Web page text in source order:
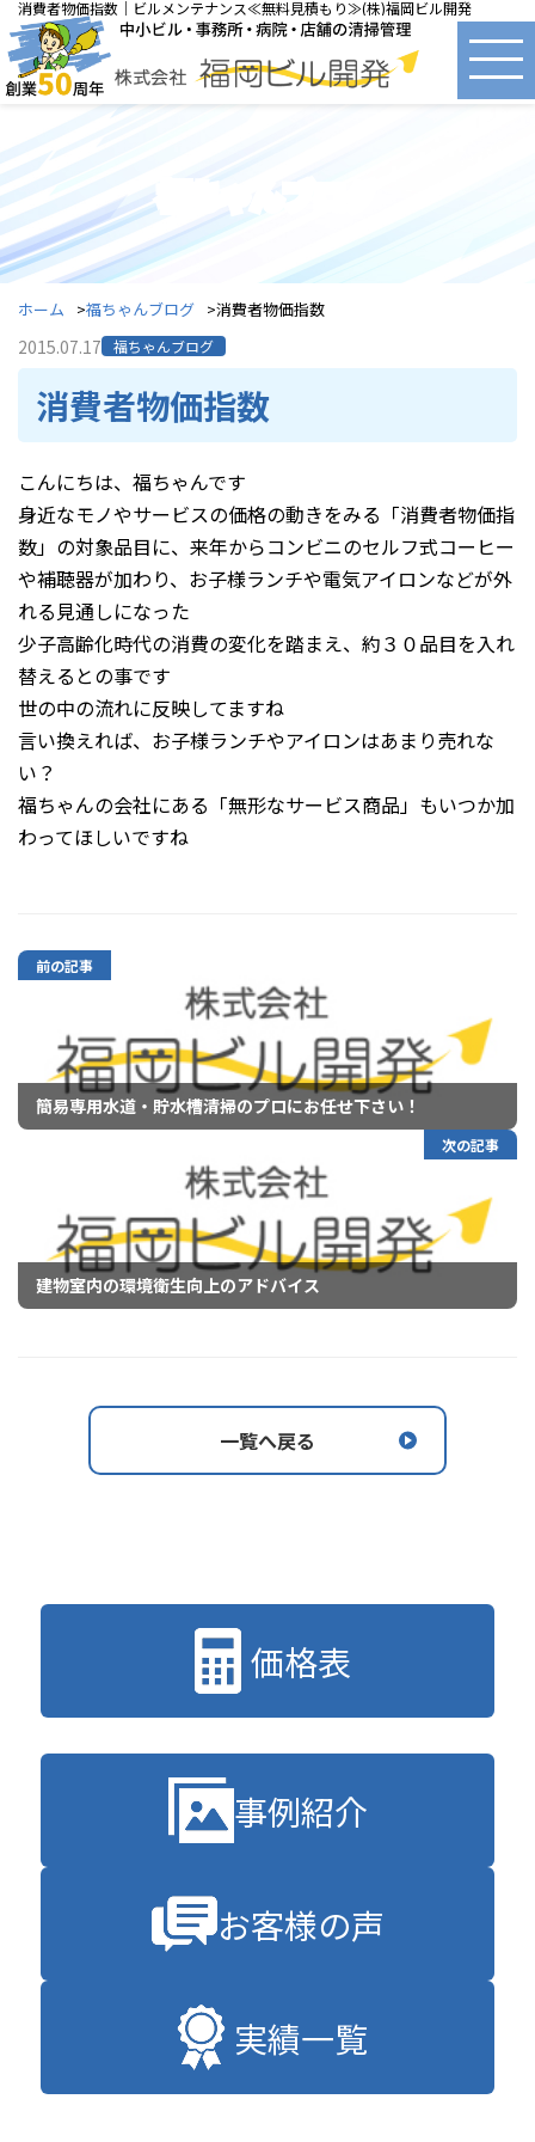
消費者物価指数｜ビルメンテナンス≪無料見積もり≫(株)福岡ビル開発
福ちゃんブログ
ホーム 福ちゃんブログ 消費者物価指数
2015.07.17 福ちゃんブログ
消費者物価指数
こんにちは、福ちゃんです
身近なモノやサービスの価格の動きをみる「消費者物価指
数」の対象品目に、来年からコンビニのセルフ式コーヒー
や補聴器が加わり、お子様ランチや電気アイロンなどが外
れる見通しになった
少子高齢化時代の消費の変化を踏まえ、約３０品目を入れ
替えるとの事です
世の中の流れに反映してますね
言い換えれば、お子様ランチやアイロンはあまり売れな
い？
福ちゃんの会社にある「無形なサービス商品」もいつか加
わってほしいですね
前の記事
簡易専用水道・貯水槽清掃のプロにお任せ下さい！
次の記事
建物室内の環境衛生向上のアドバイス
一覧へ戻る
価格表
事例紹介
お客様の声
実績一覧